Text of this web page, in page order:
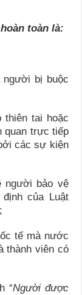
toàn là:
người bị buộc
thiên tai hoặc
quan trực tiếp
các sự kiện
người bảo vệ
của Luật
tế mà nước
thành viên có
“Người được